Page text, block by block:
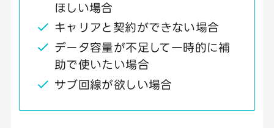
ほしい場合
キャリアと契約ができない場合
データ容量が不足して一時的に補
助で使いたい場合
サブ回線が欲しい場合